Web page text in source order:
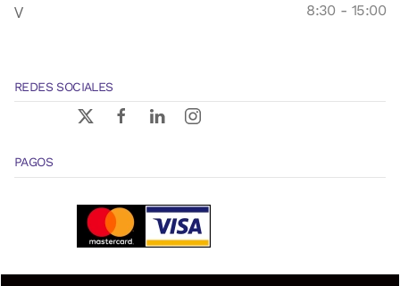
V 8:30 - 15:00
REDES SOCIALES
PAGOS